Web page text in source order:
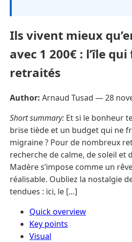
Ils vivent mieux
avec 1 200€ : l’île
retraités
Author: Arnaud Tusad —28
Short summary: Et si le bonheur
brise tiède et un budget qui ne
migraine ? Pour de nombreux
recherche de calme, de soleil et
Madère s’impose comme un
réalisable. Oubliez la nostalgie
tendues : ici, le […]
Quick overview
Key points
Visual